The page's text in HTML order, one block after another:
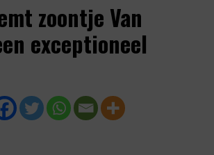
zoontje Van
exceptioneel